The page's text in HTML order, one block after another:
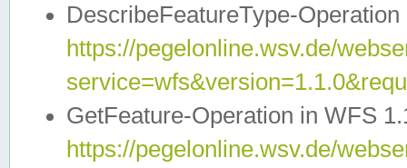
DescribeFeatureType-
https://pegelonline.wsv.de/
GetFeature-Operation in WFS
https://pegelonline.wsv.de/